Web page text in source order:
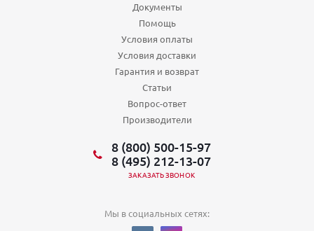
Документы
Помощь
Условия оплаты
Условия доставки
Гарантия и возврат
Статьи
Вопрос-ответ
Производители
8 (800) 500-15-97
8 (495) 212-13-07
ЗАКАЗАТЬ ЗВОНОК
Мы в социальных сетях: